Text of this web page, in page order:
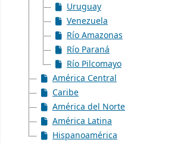
Uruguay
Venezuela
Río Amazonas
Río Paraná
Río Pilcomayo
América Central
Caribe
América del Norte
América Latina
Hispanoamérica